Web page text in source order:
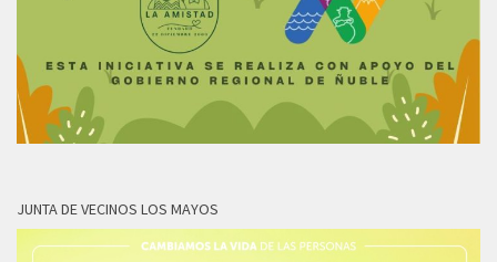
JUNTA DE VECINOS LOS MAYOS